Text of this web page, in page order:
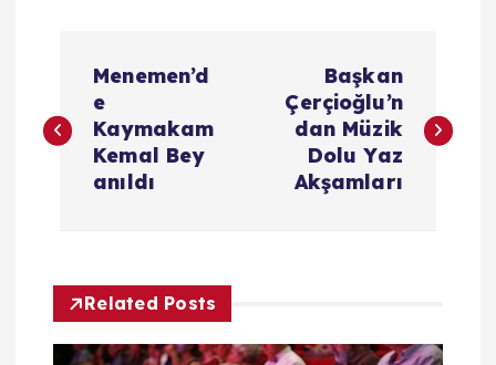
a
z
g
e
Menemen’d
e
Kaymakam
Kemal Bey
anıldı
Başkan
Çerçioğlu’n
dan Müzik
Dolu Yaz
Akşamları
Related Posts